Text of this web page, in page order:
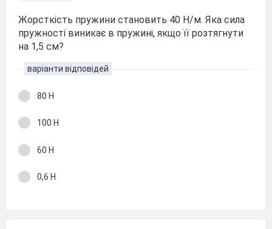
Жорсткість пружини становить 40 Н/м. Яка сила
пружності виникає в пружині, якщо її розтягнути
на 1,5 см?
варіанти відповідей
80 Н
100 Н
60 Н
0,6 Н